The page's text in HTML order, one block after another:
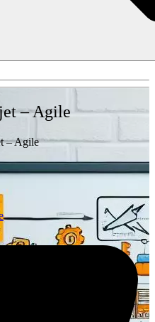
– Agile
– Agile